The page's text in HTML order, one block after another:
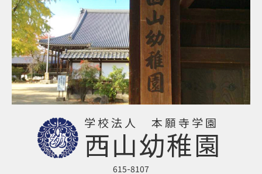
学校法人 本願寺学園
西山幼稚園
615-8107